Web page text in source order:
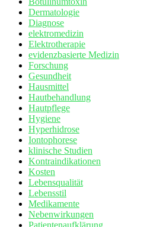
Dermatologie
Diagnose
elektromedizin
Elektrotherapie
evidenzbasierte Medizin
Forschung
Gesundheit
Hausmittel
Hautbehandlung
Hautpflege
Hygiene
Hyperhidrose
Iontophorese
klinische Studien
Kontraindikationen
Kosten
Lebensqualität
Lebensstil
Medikamente
Nebenwirkungen
Patientenaufklärung